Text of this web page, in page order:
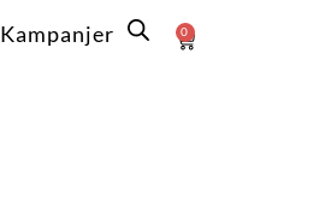
Kampanjer 0
Varukorg